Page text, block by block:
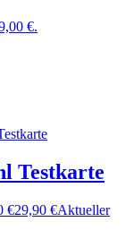
€.
Testkarte
€29,90 €Aktueller